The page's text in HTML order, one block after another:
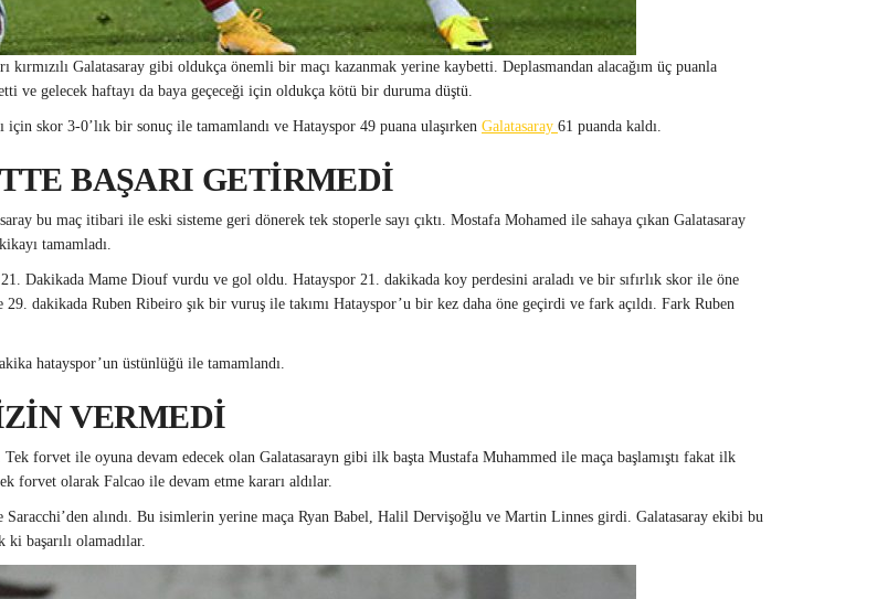
Galatasaray gibi oldukça önemli bir maçı kazanmak yerine kaybetti. Deplasmandan alacağım üç puanla
ve gelecek haftayı da baya geçeceği için oldukça kötü bir duruma düştü.
için skor 3-0’lık bir sonuç ile tamamlandı ve Hatayspor 49 puana ulaşırken Galatasaray 61 puanda kaldı.
BAŞARI GETİRMEDİ
bu maç itibari ile eski sisteme geri dönerek tek stoperle sayı çıktı. Mostafa Mohamed ile sahaya çıkan Galatasaray
tamamladı.
Dakikada Mame Diouf vurdu ve gol oldu. Hatayspor 21. dakikada koy perdesini araladı ve bir sıfırlık skor ile öne
dakikada Ruben Ribeiro şık bir vuruş ile takımı Hatayspor’u bir kez daha öne geçirdi ve fark açıldı. Fark Ruben
hatayspor’un üstünlüğü ile tamamlandı.
VERMEDİ
Tek forvet ile oyuna devam edecek olan Galatasarayn gibi ilk başta Mustafa Muhammed ile maça başlamıştı fakat ilk
forvet olarak Falcao ile devam etme kararı aldılar.
alındı. Bu isimlerin yerine maça Ryan Babel, Halil Dervişoğlu ve Martin Linnes girdi. Galatasaray ekibi bu
başarılı olamadılar.